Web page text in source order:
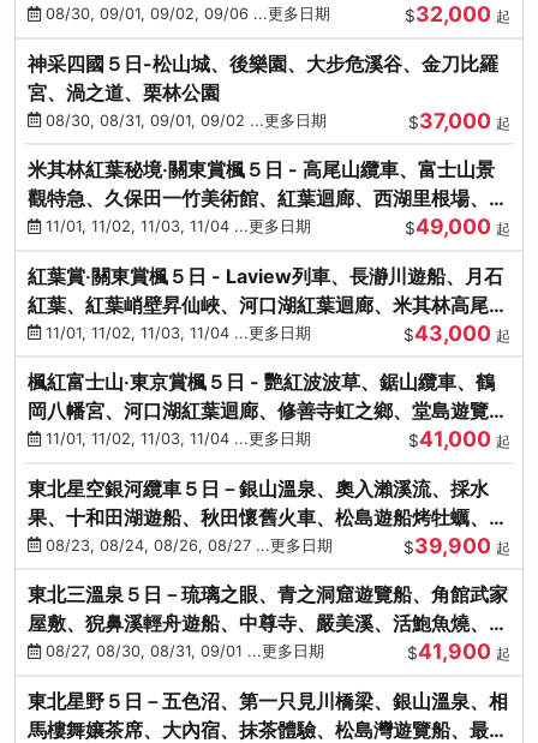
08/30, 09/01, 09/02, 09/06 ...更多日期 $32,000 起
神采四國５日-松山城、後樂園、大步危溪谷、金刀比羅
宮、渦之道、栗林公園
08/30, 08/31, 09/01, 09/02 ...更多日期 $37,000 起
米其林紅葉秘境‧關東賞楓５日 - 高尾山纜車、富士山景
觀特急、久保田一竹美術館、紅葉迴廊、西湖里根場、銀
杏大道
11/01, 11/02, 11/03, 11/04 ...更多日期 $49,000 起
紅葉賞‧關東賞楓５日 - Laview列車、長瀞川遊船、月石
紅葉、紅葉峭壁昇仙峽、河口湖紅葉迴廊、米其林高尾
山、海鮮盛宴
11/01, 11/02, 11/03, 11/04 ...更多日期 $43,000 起
楓紅富士山‧東京賞楓５日 - 艷紅波波草、鋸山纜車、鶴
岡八幡宮、河口湖紅葉迴廊、修善寺虹之鄉、堂島遊覽
船、熱海梅園
11/01, 11/02, 11/03, 11/04 ...更多日期 $41,000 起
東北星空銀河纜車５日－銀山溫泉、奧入瀨溪流、採水
果、十和田湖遊船、秋田懷舊火車、松島遊船烤牡蠣、嚴
美溪、螃蟹本家
08/23, 08/24, 08/26, 08/27 ...更多日期 $39,900 起
東北三溫泉５日－琉璃之眼、青之洞窟遊覽船、角館武家
屋敷、猊鼻溪輕舟遊船、中尊寺、嚴美溪、活鮑魚燒、烤
牡蠣、握壽司體驗
08/27, 08/30, 08/31, 09/01 ...更多日期 $41,900 起
東北星野５日－五色沼、第一只見川橋梁、銀山溫泉、相
馬樓舞孃茶席、大內宿、抹茶體驗、松島灣遊覽船、最上